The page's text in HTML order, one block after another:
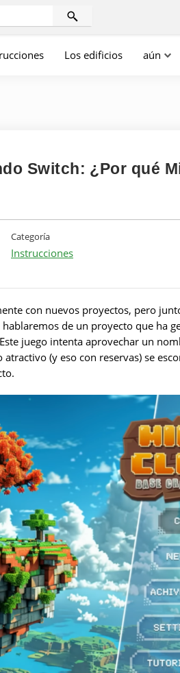
Los edificios aún
Switch: ¿Por qué
Categoría
Instrucciones
con nuevos proyectos, pero
de un proyecto que ha
juego intenta aprovechar un
(y eso con reservas) se